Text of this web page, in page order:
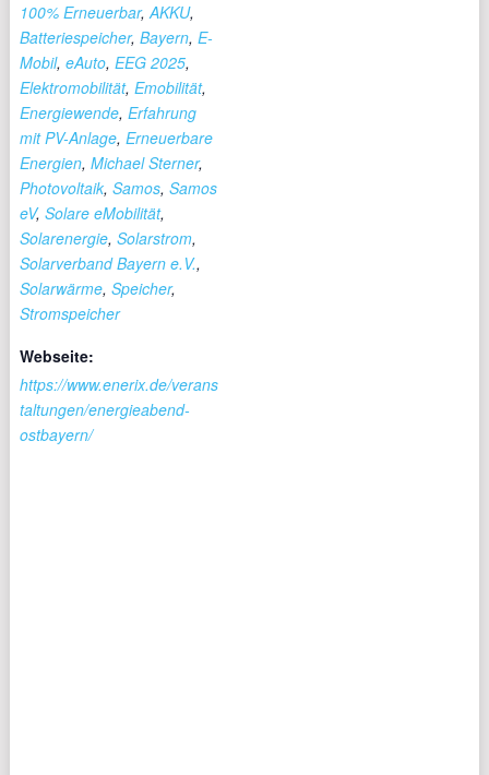
100% Erneuerbar,AKKU,
Batteriespeicher, Bayern, E-
Mobil, eAuto, EEG 2025,
Elektromobilität, Emobilität,
Energiewende, Erfahrung
mit PV-Anlage, Erneuerbare
Energien, Michael Sterner,
Photovoltaik, Samos, Samos
eV, Solare eMobilität,
Solarenergie, Solarstrom,
Solarverband Bayern e.V.,
Solarwärme, Speicher,
Stromspeicher
Webseite:
https://www.enerix.de/verans
taltungen/energieabend-
ostbayern/